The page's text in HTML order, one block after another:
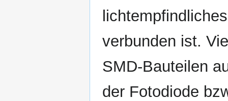
verbunden ist.
SMD-Bauteilen
der Fotodiode